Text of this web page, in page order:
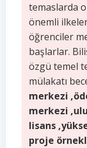
temaslarda
önemli
öğrenciler
başlarlar.
özgü temel
mülakatı
merkezi
merkezi
lisans
proje